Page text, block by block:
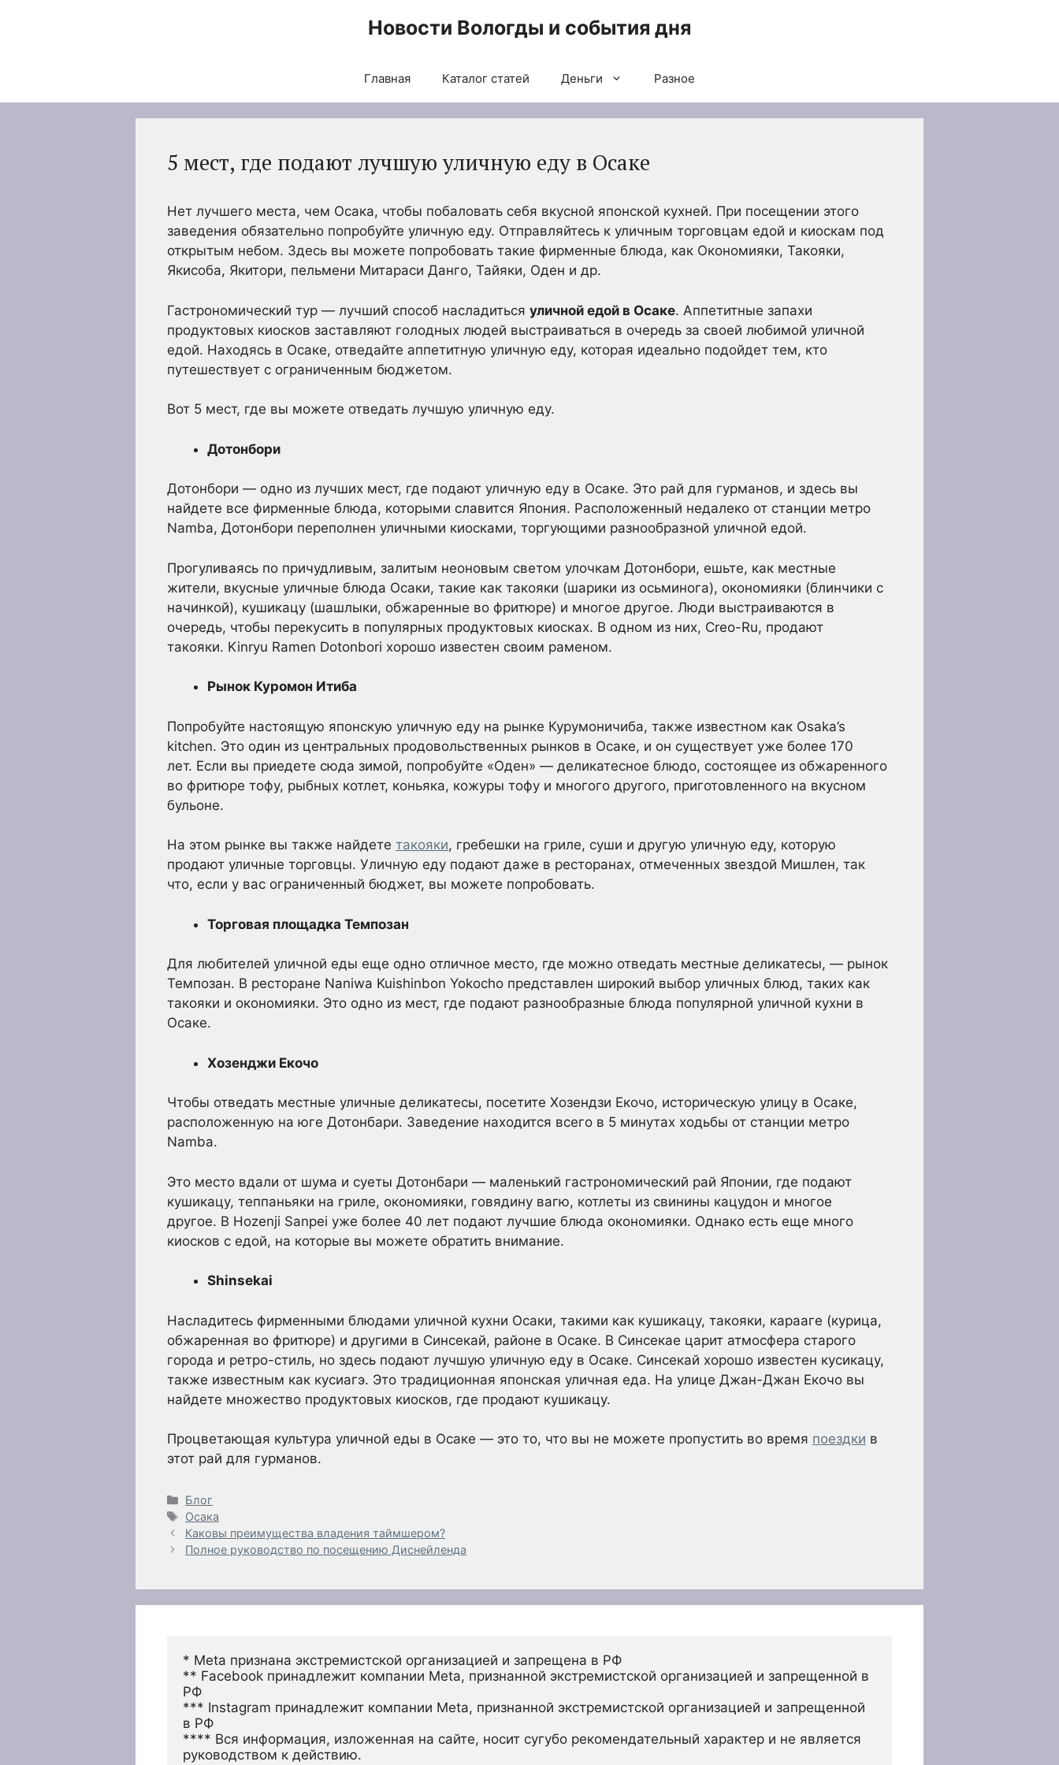
Новости Вологды и события дня
Главная Каталог статей Деньги Разное
5 мест, где подают лучшую уличную еду в Осаке
Нет лучшего места, чем Осака, чтобы побаловать себя вкусной японской кухней. При посещении этого
заведения обязательно попробуйте уличную еду. Отправляйтесь к уличным торговцам едой и киоскам под
открытым небом. Здесь вы можете попробовать такие фирменные блюда, как Окономияки, Такояки,
Якисоба, Якитори, пельмени Митараси Данго, Тайяки, Оден и др.
Гастрономический тур — лучший способ насладиться уличной едой в Осаке. Аппетитные запахи
продуктовых киосков заставляют голодных людей выстраиваться в очередь за своей любимой уличной
едой. Находясь в Осаке, отведайте аппетитную уличную еду, которая идеально подойдет тем, кто
путешествует с ограниченным бюджетом.
Вот 5 мест, где вы можете отведать лучшую уличную еду.
Дотонбори
Дотонбори — одно из лучших мест, где подают уличную еду в Осаке. Это рай для гурманов, и здесь вы
найдете все фирменные блюда, которыми славится Япония. Расположенный недалеко от станции метро
Namba, Дотонбори переполнен уличными киосками, торгующими разнообразной уличной едой.
Прогуливаясь по причудливым, залитым неоновым светом улочкам Дотонбори, ешьте, как местные
жители, вкусные уличные блюда Осаки, такие как такояки (шарики из осьминога), окономияки (блинчики с
начинкой), кушикацу (шашлыки, обжаренные во фритюре) и многое другое. Люди выстраиваются в
очередь, чтобы перекусить в популярных продуктовых киосках. В одном из них, Creo-Ru, продают
такояки. Kinryu Ramen Dotonbori хорошо известен своим раменом.
Рынок Куромон Итиба
Попробуйте настоящую японскую уличную еду на рынке Курумоничиба, также известном как Osaka’s
kitchen. Это один из центральных продовольственных рынков в Осаке, и он существует уже более 170
лет. Если вы приедете сюда зимой, попробуйте «Оден» — деликатесное блюдо, состоящее из обжаренного
во фритюре тофу, рыбных котлет, коньяка, кожуры тофу и многого другого, приготовленного на вкусном
бульоне.
На этом рынке вы также найдете такояки, гребешки на гриле, суши и другую уличную еду, которую
продают уличные торговцы. Уличную еду подают даже в ресторанах, отмеченных звездой Мишлен, так
что, если у вас ограниченный бюджет, вы можете попробовать.
Торговая площадка Темпозан
Для любителей уличной еды еще одно отличное место, где можно отведать местные деликатесы, — рынок
Темпозан. В ресторане Naniwa Kuishinbon Yokocho представлен широкий выбор уличных блюд, таких как
такояки и окономияки. Это одно из мест, где подают разнообразные блюда популярной уличной кухни в
Осаке.
Хозенджи Екочо
Чтобы отведать местные уличные деликатесы, посетите Хозендзи Екочо, историческую улицу в Осаке,
расположенную на юге Дотонбари. Заведение находится всего в 5 минутах ходьбы от станции метро
Namba.
Это место вдали от шума и суеты Дотонбари — маленький гастрономический рай Японии, где подают
кушикацу, теппаньяки на гриле, окономияки, говядину вагю, котлеты из свинины кацудон и многое
другое. В Hozenji Sanpei уже более 40 лет подают лучшие блюда окономияки. Однако есть еще много
киосков с едой, на которые вы можете обратить внимание.
Shinsekai
Насладитесь фирменными блюдами уличной кухни Осаки, такими как кушикацу, такояки, карааге (курица,
обжаренная во фритюре) и другими в Синсекай, районе в Осаке. В Синсекае царит атмосфера старого
города и ретро-стиль, но здесь подают лучшую уличную еду в Осаке. Синсекай хорошо известен кусикацу,
также известным как кусиагэ. Это традиционная японская уличная еда. На улице Джан-Джан Екочо вы
найдете множество продуктовых киосков, где продают кушикацу.
Процветающая культура уличной еды в Осаке — это то, что вы не можете пропустить во время поездки в
этот рай для гурманов.
Рубрики
Блог
Метки
Осака
Каковы преимущества владения таймшером?
Полное руководство по посещению Диснейленда
* Meta признана экстремистской организацией и запрещена в РФ
** Facebook принадлежит компании Meta, признанной экстремистской организацией и запрещенной в
РФ
*** Instagram принадлежит компании Meta, признанной экстремистской организацией и запрещенной
в РФ
**** Вся информация, изложенная на сайте, носит сугубо рекомендательный характер и не является
руководством к действию.